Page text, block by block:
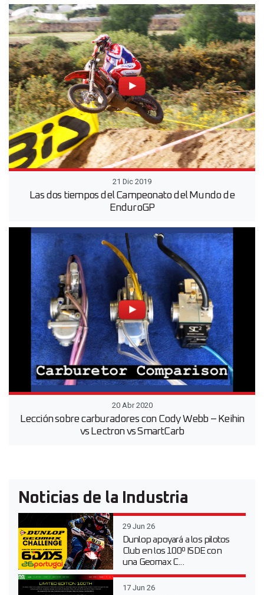
21 Dic 2019
Las dos tiempos del Campeonato del Mundo de
EnduroGP
20 Abr 2020
Lección sobre carburadores con Cody Webb – Keihin
vs Lectron vs SmartCarb
Noticias de la Industria
29 Jun 26
Dunlop apoyará a los pilotos
Club en los 100º ISDE con
una Geomax C...
17 Jun 26